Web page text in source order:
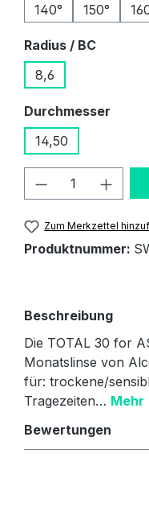
140°
150°
Radius / BC
8,6
Durchmesser
14,50
Produkt
Zum Merkzettel
Produktnummer:
Beschreibung
Die TOTAL 30 for
Monatslinse von
für: trockene/
Tragezeiten… Mehr
Bewertungen